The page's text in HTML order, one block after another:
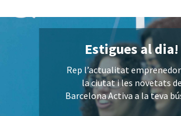
Estigues al dia!
Rep l’actualitat
la ciutat i les novetats de
Barcelona Activa a la teva